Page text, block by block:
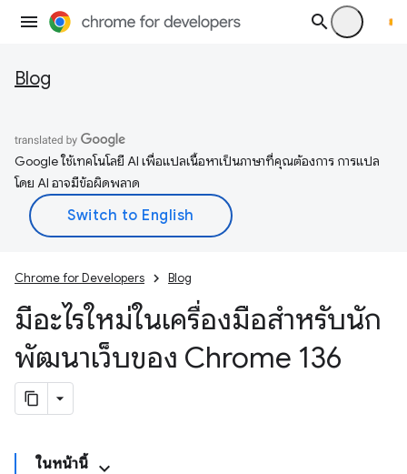
Blog
Google ใช้เทคโนโลยี AI เพื่อแปลเนื้อหาเป็นภาษาที่คุณต้องการ การแปล
โดย AI อาจมีข้อผิดพลาด
Chrome for Developers Blog
มีอะไรใหม่ในเครื่องมือสำหรับนัก
พัฒนาเว็บของ Chrome 136
ในหน้านี้